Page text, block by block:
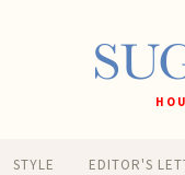
STYLE EDITOR'S